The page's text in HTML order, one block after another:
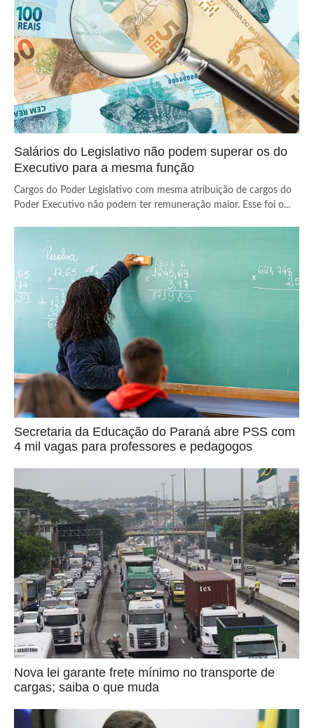
Salários do Legislativo não podem superar os do
Executivo para a mesma função
Cargos do Poder Legislativo com mesma atribuição de cargos do
Poder Executivo não podem ter remuneração maior. Esse foi o...
Secretaria da Educação do Paraná abre PSS com
4 mil vagas para professores e pedagogos
Nova lei garante frete mínimo no transporte de
cargas; saiba o que muda